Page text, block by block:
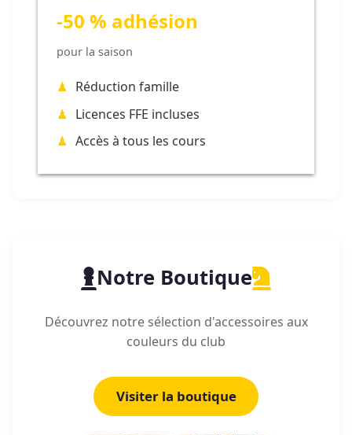
-50 % adhésion
pour la saison
Réduction famille
Licences FFE incluses
Accès à tous les cours
Notre Boutique
Découvrez notre sélection d'accessoires aux
couleurs du club
Visiter la boutique